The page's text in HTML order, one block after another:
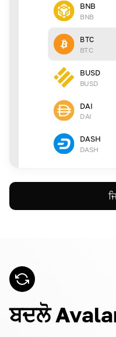
BNB
BNB
BTC
BTC
BUSD
BUSD
DAI
DAI
DASH
DASH
ਬਦਲੋ